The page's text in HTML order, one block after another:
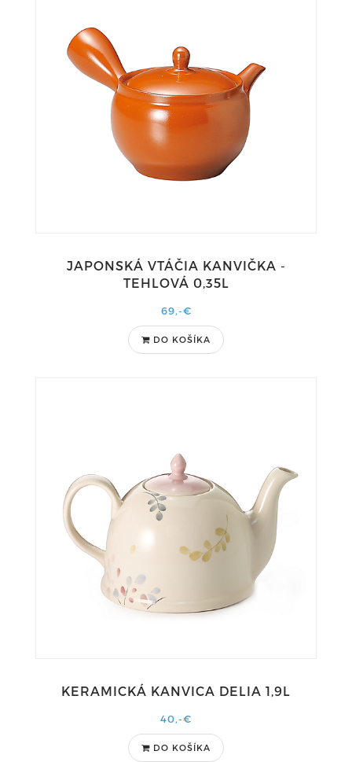
JAPONSKÁ VTÁČIA KANVIČKA -
TEHLOVÁ 0,35L
69,-€
DO KOŠÍKA
KERAMICKÁ KANVICA DELIA 1,9L
40,-€
DO KOŠÍKA